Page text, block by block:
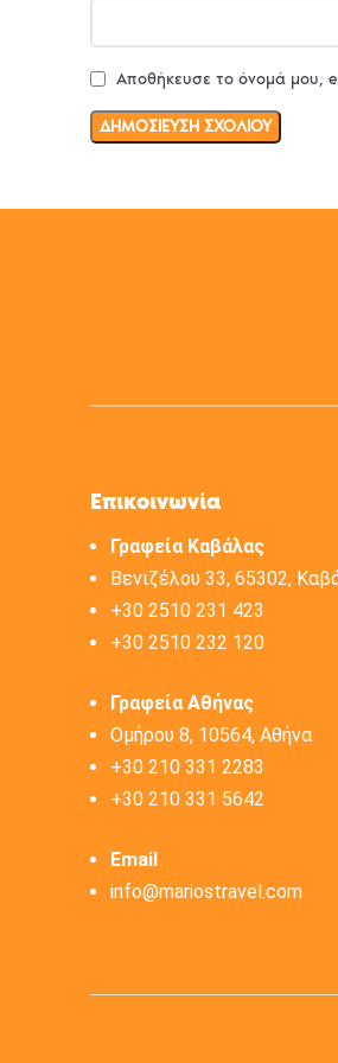
Αποθήκευσε το όνομά μου,
Επικοινωνία
Γραφεία Καβάλας
Βενιζέλου 33, 65302,
+30 2510 231 423
+30 2510 232 120
Γραφεία Αθήνας
Ομήρου 8, 10564, Αθήνα
+30 210 331 2283
+30 210 331 5642
Email
info@mariostravel.com